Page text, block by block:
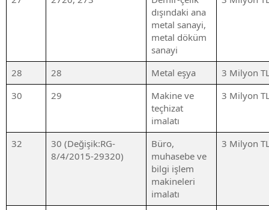
dışındaki ana
metal sanayi,
metal döküm
sanayi
28 28 Metal eşya
3 Milyon
30
29
Makine ve
teçhizat
imalatı
3 Milyon
32
30 (Değişik:RG-
8/4/2015-29320)
Büro,
muhasebe ve
bilgi işlem
makineleri
imalatı
3 Milyon